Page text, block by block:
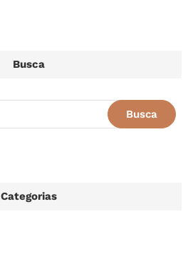
Busca
Categorias